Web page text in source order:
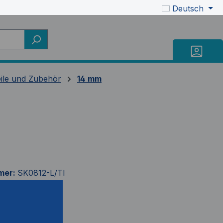
Deutsch
und Zubehör 14 mm
SK0812-L/TI